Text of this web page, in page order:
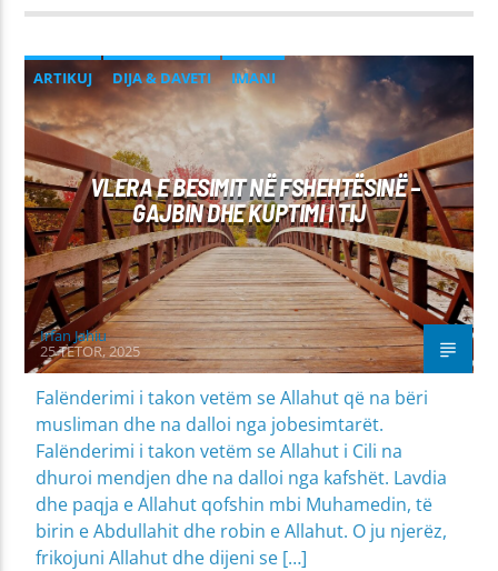
ARTIKUJ DIJA & DAVETI
IMANI
PROBLEME SHPIRTËRORE & SHOQËRORE
VLERA E BESIMIT NË FSHEHTËSINË –
GAJBIN DHE KUPTIMI I TIJ
Irfan Jahiu
25 TETOR, 2025
Falënderimi i takon vetëm se Allahut që na bëri
musliman dhe na dalloi nga jobesimtarët.
Falënderimi i takon vetëm se Allahut i Cili na
dhuroi mendjen dhe na dalloi nga kafshët. Lavdia
dhe paqja e Allahut qofshin mbi Muhamedin, të
birin e Abdullahit dhe robin e Allahut. O ju njerëz,
frikojuni Allahut dhe dijeni se […]